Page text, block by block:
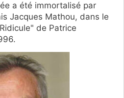
a été immortalisé par
Jacques Mathou, dans le
de Patrice